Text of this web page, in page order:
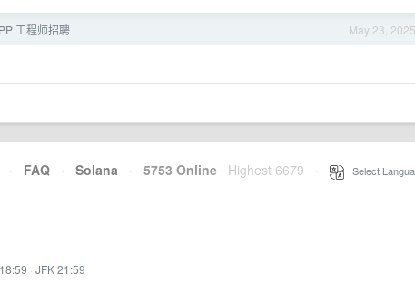
May 23, 2025
工程师招聘
· FAQ · Solana · 5753 Online Highest 6679 Select
· JFK 21:59